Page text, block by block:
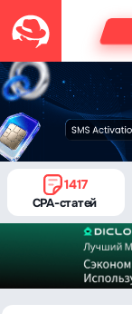
1417
CPA-статей